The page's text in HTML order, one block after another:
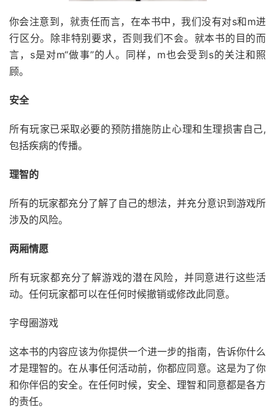
你会注意到，就责任而言，在本书中，我们没有对s和m进
行区分。除非特别要求，否则我们不会。就本书的目的而
言，s是对m“做事”的人。同样，m也会受到s的关注和照
顾。
安全
所有玩家已采取必要的预防措施防止心理和生理损害自己,
包括疾病的传播。
理智的
所有的玩家都充分了解了自己的想法，并充分意识到游戏所
涉及的风险。
两厢情愿
所有玩家都充分了解游戏的潜在风险，并同意进行这些活
动。任何玩家都可以在任何时候撤销或修改此同意。
字母圈游戏
这本书的内容应该为你提供一个进一步的指南，告诉你什么
才是理智的。在从事任何活动前，你都应同意。这是为了你
和你伴侣的安全。在任何时候，安全、理智和同意都是各方
的责任。